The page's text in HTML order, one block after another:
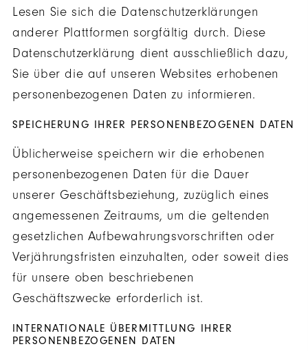
Lesen Sie sich die Datenschutzerklärungen
anderer Plattformen sorgfältig durch. Diese
Datenschutzerklärung dient ausschließlich dazu,
Sie über die auf unseren Websites erhobenen
personenbezogenen Daten zu informieren.
SPEICHERUNG IHRER PERSONENBEZOGENEN DATEN
Üblicherweise speichern wir die erhobenen
personenbezogenen Daten für die Dauer
unserer Geschäftsbeziehung, zuzüglich eines
angemessenen Zeitraums, um die geltenden
gesetzlichen Aufbewahrungsvorschriften oder
Verjährungsfristen einzuhalten, oder soweit dies
für unsere oben beschriebenen
Geschäftszwecke erforderlich ist.
INTERNATIONALE ÜBERMITTLUNG IHRER
PERSONENBEZOGENEN DATEN